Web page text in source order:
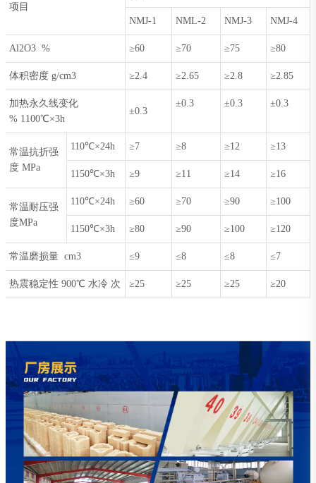
项目
NMJ-1 NML-2 NMJ-3 NMJ-4
Al2O3 % ≥60 ≥70 ≥75 ≥80
体积密度 g/cm3 ≥2.4 ≥2.65 ≥2.8 ≥2.85
加热永久线变化
% 1100℃×3h
±0.3
±0.3 ±0.3 ±0.3
常温抗折强
度 MPa
110℃×24h ≥7 ≥8 ≥12 ≥13
1150℃×3h ≥9 ≥11 ≥14 ≥16
常温耐压强
度MPa
110℃×24h ≥60 ≥70 ≥90 ≥100
1150℃×3h ≥80 ≥90 ≥100 ≥120
常温磨损量 cm3 ≤9 ≤8 ≤8 ≤7
热震稳定性 900℃ 水冷 次 ≥25 ≥25 ≥25 ≥20